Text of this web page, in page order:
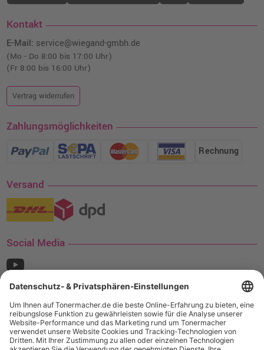
(8049B001) · Schwarz
o. MwSt.23,52 €
27,99 €
inkl. MwSt.
Kontakt
E-Mail: service@wiegand-gmbh.de
(Mo - Do 8:00 bis 17:00 Uhr)
(Fr 8:00 bis 16:00 Uhr)
Vertrag widerrufen
Zahlungsmöglichkeiten
Rechnung
Versand
Social Media
¹ Nur gültig für den Versand innerhalb Deutschlands. Befindet sich ein Warenwert
von mindestens 35€ (inkl. Mwst.) an Ampertec Artikeln in Ihrem Warenkorb, ist der
Versand für Sie kostenfrei.